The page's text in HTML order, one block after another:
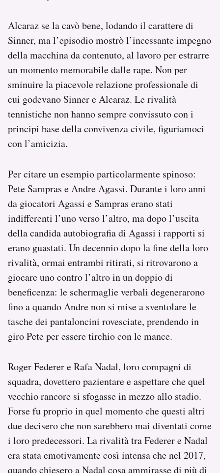
Alcaraz se la cavò bene, lodando il carattere di
Sinner, ma l’episodio mostrò l’incessante impegno
della macchina da contenuto, al lavoro per estrarre
un momento memorabile dalle rape. Non per
sminuire la piacevole relazione professionale di
cui godevano Sinner e Alcaraz. Le rivalità
tennistiche non hanno sempre convissuto con i
principi base della convivenza civile, figuriamoci
con l’amicizia.
Per citare un esempio particolarmente spinoso:
Pete Sampras e Andre Agassi. Durante i loro anni
da giocatori Agassi e Sampras erano stati
indifferenti l’uno verso l’altro, ma dopo l’uscita
della candida autobiografia di Agassi i rapporti si
erano guastati. Un decennio dopo la fine della loro
rivalità, ormai entrambi ritirati, si ritrovarono a
giocare uno contro l’altro in un doppio di
beneficenza: le schermaglie verbali degenerarono
fino a quando Andre non si mise a sventolare le
tasche dei pantaloncini rovesciate, prendendo in
giro Pete per essere tirchio con le mance.
Roger Federer e Rafa Nadal, loro compagni di
squadra, dovettero pazientare e aspettare che quel
vecchio rancore si sfogasse in mezzo allo stadio.
Forse fu proprio in quel momento che questi altri
due decisero che non sarebbero mai diventati come
i loro predecessori. La rivalità tra Federer e Nadal
era stata emotivamente così intensa che nel 2017,
quando chiesero a Nadal cosa ammirasse di più di